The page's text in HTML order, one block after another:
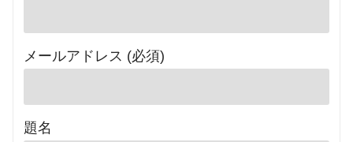
メールアドレス (必須)
題名